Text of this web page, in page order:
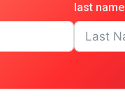
last name